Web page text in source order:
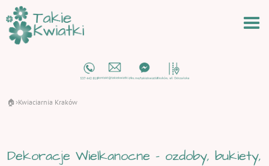
🏠 ›Kwiaciarnia Kraków
Dekoracje Wielkanocne - ozdoby, bukiety,